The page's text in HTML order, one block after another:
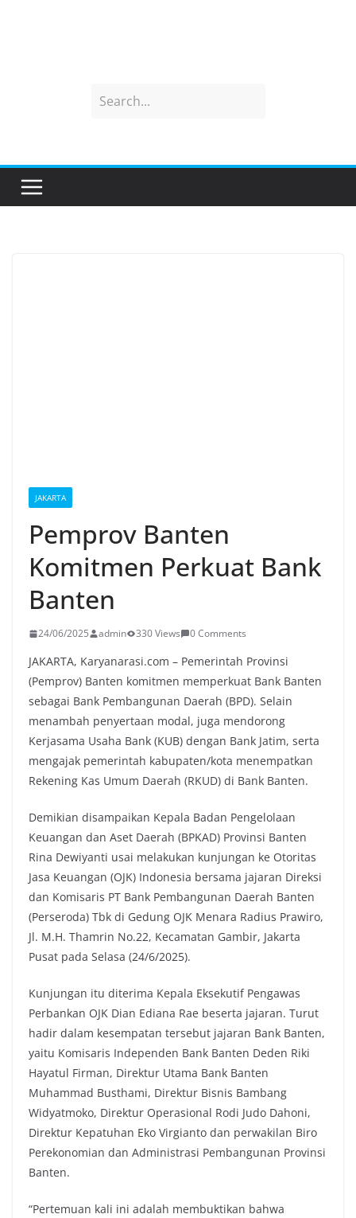
JAKARTA
Pemprov Banten
Komitmen Perkuat Bank
Banten
24/06/2025 admin 330 Views 0 Comments
JAKARTA, Karyanarasi.com – Pemerintah Provinsi
(Pemprov) Banten komitmen memperkuat Bank Banten
sebagai Bank Pembangunan Daerah (BPD). Selain
menambah penyertaan modal, juga mendorong
Kerjasama Usaha Bank (KUB) dengan Bank Jatim, serta
mengajak pemerintah kabupaten/kota menempatkan
Rekening Kas Umum Daerah (RKUD) di Bank Banten.
Demikian disampaikan Kepala Badan Pengelolaan
Keuangan dan Aset Daerah (BPKAD) Provinsi Banten
Rina Dewiyanti usai melakukan kunjungan ke Otoritas
Jasa Keuangan (OJK) Indonesia bersama jajaran Direksi
dan Komisaris PT Bank Pembangunan Daerah Banten
(Perseroda) Tbk di Gedung OJK Menara Radius Prawiro,
Jl. M.H. Thamrin No.22, Kecamatan Gambir, Jakarta
Pusat pada Selasa (24/6/2025).
Kunjungan itu diterima Kepala Eksekutif Pengawas
Perbankan OJK Dian Ediana Rae beserta jajaran. Turut
hadir dalam kesempatan tersebut jajaran Bank Banten,
yaitu Komisaris Independen Bank Banten Deden Riki
Hayatul Firman, Direktur Utama Bank Banten
Muhammad Busthami, Direktur Bisnis Bambang
Widyatmoko, Direktur Operasional Rodi Judo Dahoni,
Direktur Kepatuhan Eko Virgianto dan perwakilan Biro
Perekonomian dan Administrasi Pembangunan Provinsi
Banten.
“Pertemuan kali ini adalah membuktikan bahwa